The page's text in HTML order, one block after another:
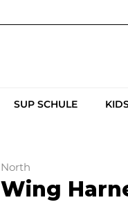
SUP SCHULE
North
Wing